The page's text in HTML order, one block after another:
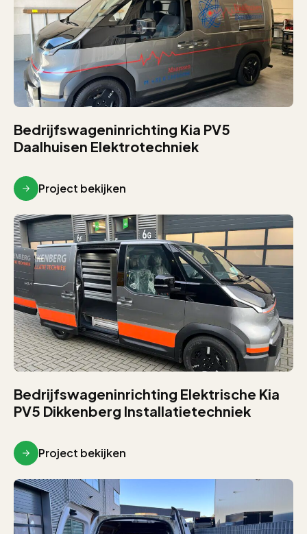
Bedrijfswageninrichting Kia PV5
Daalhuisen Elektrotechniek
Project bekijken
Bedrijfswageninrichting Elektrische Kia
PV5 Dikkenberg Installatietechniek
Project bekijken